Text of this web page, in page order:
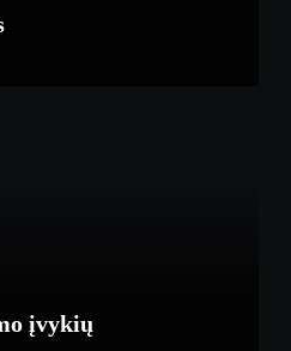
įvykių